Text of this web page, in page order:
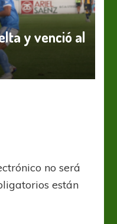
y venció al
no será
están